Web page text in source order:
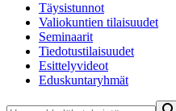
Täysistunnot
Valiokuntien tilaisuudet
Seminaarit
Tiedotustilaisuudet
Esittelyvideot
Eduskuntaryhmät